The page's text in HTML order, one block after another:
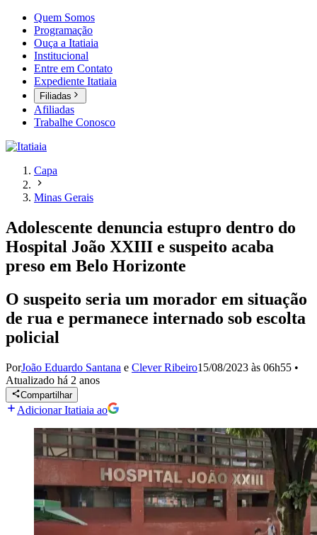
Quem Somos
Programação
Ouça a Itatiaia
Institucional
Entre em Contato
Expediente Itatiaia
Filiadas
Afiliadas
Trabalhe Conosco
Capa
Minas Gerais
Adolescente denuncia estupro dentro do
Hospital João XXIII e suspeito acaba
preso em Belo Horizonte
O suspeito seria um morador em situação
de rua e permanece internado sob escolta
policial
PorJoão Eduardo Santana e Clever Ribeiro15/08/2023 às 06h55 •
Atualizado há 2 anos
Compartilhar
Adicionar Itatiaia ao